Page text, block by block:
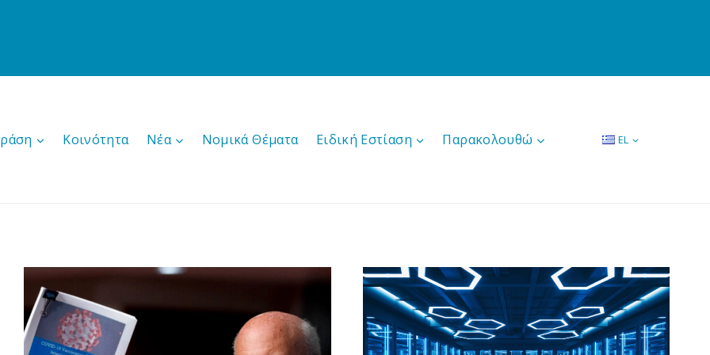
Κοινότητα Νέα Νομικά Θέματα Ειδική Εστίαση Παρακολουθώ EL